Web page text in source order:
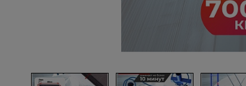
Металл и металлообработка